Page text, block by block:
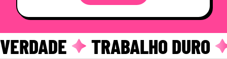
VERDADE TRABALHO DURO